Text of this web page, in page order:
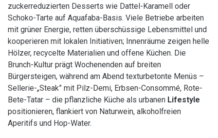
zuckerreduzierten Desserts wie Dattel-Karamell oder
Schoko-Tarte auf Aquafaba-Basis. Viele Betriebe arbeiten
mit grüner Energie, retten überschüssige Lebensmittel und
kooperieren mit lokalen Initiativen; Innenräume zeigen helle
Hölzer, recycelte Materialien und offene Küchen. Die
Brunch-Kultur prägt Wochenenden auf breiten
Bürgersteigen, während am Abend texturbetonte Menüs –
Sellerie-„Steak” mit Pilz-Demi, Erbsen-Consommé, Rote-
Bete-Tatar – die pflanzliche Küche als urbanen Lifestyle
positionieren, flankiert von Naturwein, alkoholfreien
Aperitifs und Hop-Water.